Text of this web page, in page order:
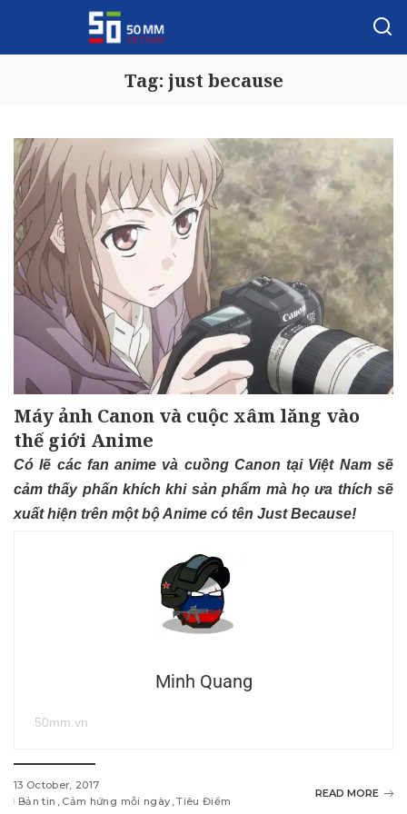
Tag: just because
Máy ảnh Canon và cuộc xâm lăng vào
thế giới Anime
Có lẽ các fan anime và cuồng Canon tại Việt Nam sẽ
cảm thấy phấn khích khi sản phẩm mà họ ưa thích sẽ
xuất hiện trên một bộ Anime có tên Just Because!
Minh Quang
50mm.vn
13 October, 2017
Bản tin
Cảm hứng mỗi ngày Tiêu Điểm
READ MORE